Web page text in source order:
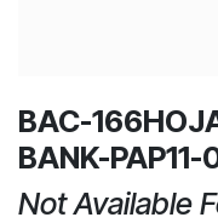
BAC-
BANK-
Not Available